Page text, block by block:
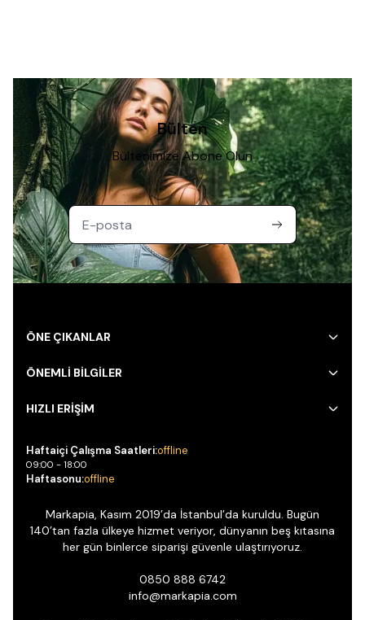
Bülten
Bültenimize Abone Olun
ÖNE ÇIKANLAR
ÖNEMLİ BİLGİLER
HIZLI ERİŞİM
Haftaiçi Çalışma Saatleri:offline
09:00 - 18:00
Haftasonu:offline
Markapia, Kasım 2019’da İstanbul’da kuruldu. Bugün
140’tan fazla ülkeye hizmet veriyor, dünyanın beş kıtasına
her gün binlerce siparişi güvenle ulaştırıyoruz.
0850 888 6742
info@markapia.com